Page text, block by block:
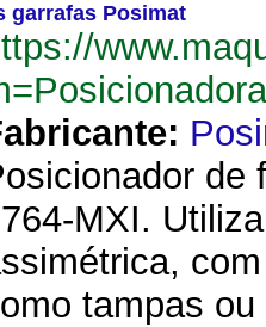
garrafas Posimat
de
MXI.
tampas ou